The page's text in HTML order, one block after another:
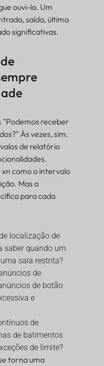
ouvi-la. Um
saída, última
significativas.
receber
Às vezes, sim.
de relatório
xn como o intervalo
Mas a
para cada
localização de
saber quando um
sala restrita?
de
de botão
e
de
de batimentos
de limite?
torna uma